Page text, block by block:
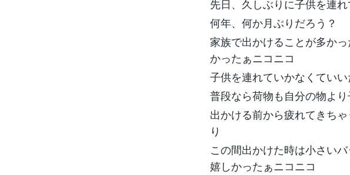
先日、久しぶりに子供を連
何年、何か月ぶりだろう？
家族で出かけることが多か
かったぁニコニコ
子供を連れていかなくてい
普段なら荷物も自分の物よ
出かける前から疲れてきち
り
この間出かけた時は小さい
嬉しかったぁニコニコ